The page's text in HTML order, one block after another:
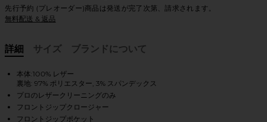
view 2 of 6 FRINGE ジャケット in Morning Latte
先行予約 (プレオーダー)商品は発送が完了次第、請求されます。
無料配送 & 返品
詳細
サイズ ブランドについて
本体:100% レザー
裏地: 97% ポリエスター, 3% スパンデックス
プロのレザークリーニングのみ
フロントジップクロージャー
フロントジップポケット